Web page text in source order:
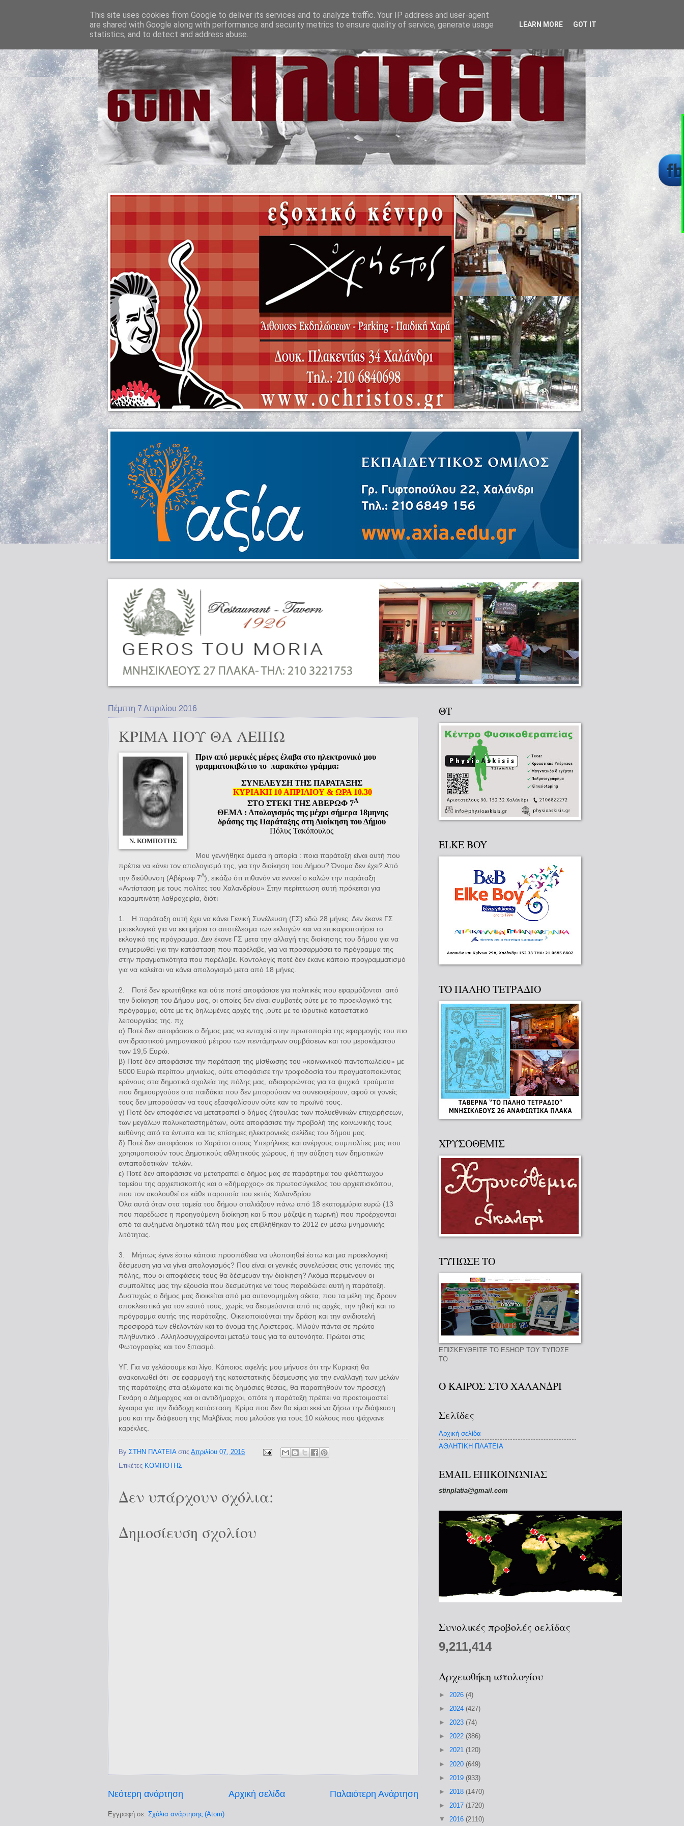
Πέμπτη 7 Απριλίου 2016
ΚΡΙΜΑ ΠΟΥ ΘΑ ΛΕΙΠΩ
Ν. ΚΟΜΠΟΤΗΣ
Πριν από μερικές μέρες έλαβα στο ηλεκτρονικό μου
γραμματοκιβώτιο το παρακάτω γράμμα:
ΣΥΝΕΛΕΥΣΗ ΤΗΣ ΠΑΡΑΤΑΞΗΣ
ΚΥΡΙΑΚΗ 10 ΑΠΡΙΛΙΟΥ & ΩΡΑ 10.30
ΣΤΟ ΣΤΕΚΙ ΤΗΣ ΑΒΕΡΩΦ 7Α
ΘΕΜΑ : Απολογισμός της μέχρι σήμερα 18μηνης
δράσης της Παράταξης στη Διοίκηση του Δήμου
Πόλυς Τακόπουλος
Μου γεννήθηκε άμεσα η απορία : ποια παράταξη είναι αυτή που
πρέπει να κάνει τον απολογισμό της, για την διοίκηση του Δήμου? Όνομα δεν έχει? Από
την διεύθυνση (Αβέρωφ 7Α), εικάζω ότι πιθανόν να εννοεί ο καλών την παράταξη
«Αντίσταση με τους πολίτες του Χαλανδρίου» Στην περίπτωση αυτή πρόκειται για
καραμπινάτη λαθροχειρία, διότι
1.
Η παράταξη αυτή έχει να κάνει Γενική Συνέλευση (ΓΣ) εδώ 28 μήνες. Δεν έκανε ΓΣ
μετεκλογικά για να εκτιμήσει το αποτέλεσμα των εκλογών και να επικαιροποιήσει το
εκλογικό της πρόγραμμα. Δεν έκανε ΓΣ μετα την αλλαγή της διοίκησης του δήμου για να
ενημερωθεί για την κατάσταση που παρέλαβε, για να προσαρμόσει το πρόγραμμα της
στην πραγματικότητα που παρέλαβε. Κοντολογίς ποτέ δεν έκανε κάποιο προγραμματισμό
για να καλείται να κάνει απολογισμό μετα από 18 μήνες.
2. Ποτέ δεν ερωτήθηκε και ούτε ποτέ αποφάσισε για πολιτικές που εφαρμόζονται από
την διοίκηση του Δήμου μας, οι οποίες δεν είναι συμβατές ούτε με το προεκλογικό της
πρόγραμμα, ούτε με τις δηλωμένες αρχές της ,ούτε με το ιδρυτικό καταστατικό
λειτουργείας της. πχ
α) Ποτέ δεν αποφάσισε ο δήμος μας να ενταχτεί στην πρωτοπορία της εφαρμογής του πιο
αντιδραστικού μνημονιακού μέτρου των πεντάμηνων συμβάσεων και του μεροκάματου
των 19,5 Ευρώ.
β) Ποτέ δεν αποφάσισε την παράταση της μίσθωσης του «κοινωνικού παντοπωλείου» με
5000 Ευρώ περίπου μηνιαίως, ούτε αποφάσισε την τροφοδοσία του πραγματοποιώντας
εράνους στα δημοτικά σχολεία της πόλης μας, αδιαφορώντας για τα ψυχικά τραύματα
που δημιουργούσε στα παιδάκια που δεν μπορούσαν να συνεισφέρουν, αφού οι γονείς
τους δεν μπορούσαν να τους εξασφαλίσουν ούτε καν το πρωϊνό τους.
γ) Ποτέ δεν αποφάσισε να μετατραπεί ο δήμος ζήτουλας των πολυεθνικών επιχειρήσεων,
των μεγάλων πολυκαταστημάτων, ούτε αποφάσισε την προβολή της κοινωνικής τους
ευθύνης από τα έντυπα και τις επίσημες ηλεκτρονικές σελίδες του δήμου μας.
δ) Ποτέ δεν αποφάσισε το Χαράτσι στους Υπερήλικες και ανέργους συμπολίτες μας που
χρησιμοποιούν τους Δημοτικούς αθλητικούς χώρους, ή την αύξηση των δημοτικών
ανταποδοτικών τελών.
ε) Ποτέ δεν αποφάσισε να μετατραπεί ο δήμος μας σε παράρτημα του φιλόπτωχου
ταμείου της αρχιεπισκοπής και ο «δήμαρχος» σε πρωτοσύγκελος του αρχιεπισκόπου,
που τον ακολουθεί σε κάθε παρουσία του εκτός Χαλανδρίου.
Όλα αυτά όταν στα ταμεία του δήμου σταλιάζουν πάνω από 18 εκατομμύρια ευρώ (13
που παρέδωσε η προηγούμενη διοίκηση και 5 που μάζεψε η τωρινή) που προέρχονται
από τα αυξημένα δημοτικά τέλη που μας επιβλήθηκαν το 2012 εν μέσω μνημονικής
λιτότητας.
3.
Μήπως έγινε έστω κάποια προσπάθεια να υλοποιηθεί έστω και μια προεκλογική
δέσμευση για να γίνει απολογισμός? Που είναι οι γενικές συνελεύσεις στις γειτονιές της
πόλης, που οι αποφάσεις τους θα δέσμευαν την διοίκηση? Ακόμα περιμένουν οι
συμπολίτες μας την εξουσία που δεσμεύτηκε να τους παραδώσει αυτή η παράταξη.
Δυστυχώς ο δήμος μας διοικείται από μια αυτονομημένη σέκτα, που τα μέλη της δρουν
αποκλειστικά για τον εαυτό τους, χωρίς να δεσμεύονται από τις αρχές, την ηθική και το
πρόγραμμα αυτής της παράταξης. Οικειοποιούνται την δράση και την ανιδιοτελή
προσφορά των εθελοντών και το όνομα της Αριστερας. Μιλούν πάντα σε πρώτο
πληθυντικό . Αλληλοσυγχαίρονται μεταξύ τους για τα αυτονόητα. Πρώτοι στις
Φωτογραφίες και τον ξιπασμό.
ΥΓ. Για να γελάσουμε και λίγο. Κάποιος αφελής μου μήνυσε ότι την Κυριακή θα
ανακοινωθεί ότι σε εφαρμογή της καταστατικής δέσμευσης για την εναλλαγή των μελών
της παράταξης στα αξιώματα και τις δημόσιες θέσεις, θα παραιτηθούν τον προσεχή
Γενάρη ο Δήμαρχος και οι αντιδήμαρχοι, οπότε η παράταξη πρέπει να προετοιμαστεί
έγκαιρα για την διάδοχη κατάσταση. Κρίμα που δεν θα είμαι εκεί να ζήσω την διάψευση
μου και την διάψευση της Μαλβίνας που μιλούσε για τους 10 κώλους που ψάχνανε
καρέκλες.
By ΣΤΗΝ ΠΛΑΤΕΙΑ στις Απριλίου 07, 2016
Ετικέτες ΚΟΜΠΟΤΗΣ
Δεν υπάρχουν σχόλια:
Δημοσίευση σχολίου
Νεότερη ανάρτηση Παλαιότερη Ανάρτηση
Αρχική σελίδα
Εγγραφή σε: Σχόλια ανάρτησης (Atom)
ΘΤ
ELKE BOY
ΤΟ ΠΑΛΗΟ ΤΕΤΡΑΔΙΟ
ΧΡΥΣΟΘΕΜΙΣ
ΤΥΠΩΣΕ ΤΟ
ΕΠΙΣΚΕΥΘΕΙΤΕ ΤΟ ESHOP ΤΟΥ ΤΥΠΩΣΕ
ΤΟ
Ο ΚΑΙΡΟΣ ΣΤΟ ΧΑΛΑΝΔΡΙ
Σελίδες
Αρχική σελίδα
ΑΘΛΗΤΙΚΗ ΠΛΑΤΕΙΑ
EMAIL ΕΠΙΚΟΙΝΩΝΙΑΣ
stinplatia@gmail.com
Συνολικές προβολές σελίδας
9,211,414
Αρχειοθήκη ιστολογίου
► 2026 (4)
► 2024 (427)
► 2023 (74)
► 2022 (386)
► 2021 (120)
► 2020 (649)
► 2019 (933)
► 2018 (1470)
► 2017 (1720)
▼ 2016 (2110)
This site uses cookies from Google to deliver its services and to analyze traffic. Your IP address and user-agent
are shared with Google along with performance and security metrics to ensure quality of service, generate usage
statistics, and to detect and address abuse.
LEARN MORE GOT IT